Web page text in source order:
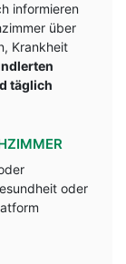
informieren
über
Krankheit
täglich
oder